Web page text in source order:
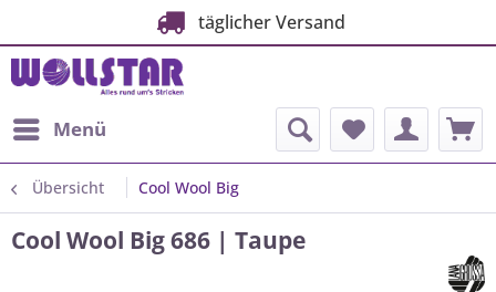
täglicher Versand
Menü
Übersicht Cool Wool Big
Cool Wool Big 686 | Taupe